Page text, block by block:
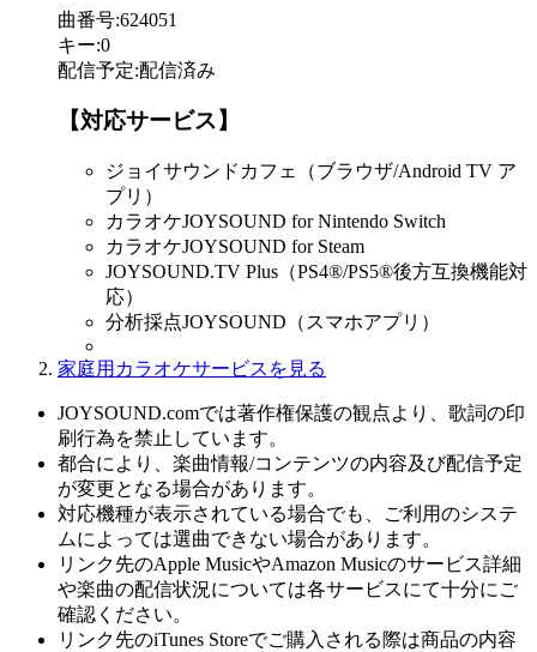
曲番号:624051
キー:0
配信予定:配信済み
【対応サービス】
ジョイサウンドカフェ（ブラウザ/Android TV ア
プリ）
カラオケJOYSOUND for Nintendo Switch
カラオケJOYSOUND for Steam
JOYSOUND.TV Plus（PS4®/PS5®後方互換機能対
応）
分析採点JOYSOUND（スマホアプリ）
家庭用カラオケサービスを見る
JOYSOUND.comでは著作権保護の観点より、歌詞の印
刷行為を禁止しています。
都合により、楽曲情報/コンテンツの内容及び配信予定
が変更となる場合があります。
対応機種が表示されている場合でも、ご利用のシステ
ムによっては選曲できない場合があります。
リンク先のApple MusicやAmazon Musicのサービス詳細
や楽曲の配信状況については各サービスにて十分にご
確認ください。
リンク先のiTunes Storeでご購入される際は商品の内容